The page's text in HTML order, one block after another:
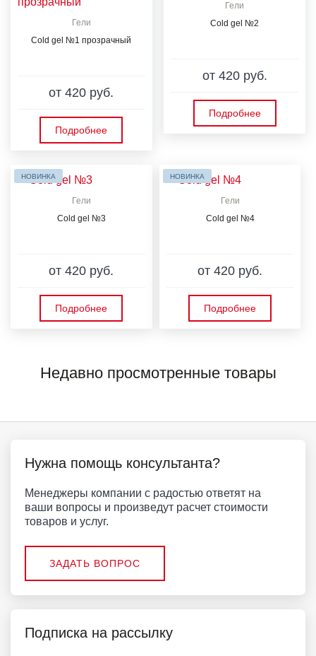
Гели
Cold gel №1 прозрачный
от 420 руб.
Подробнее
Гели
Cold gel №2
от 420 руб.
Подробнее
НОВИНКА
Гели
Cold gel №3
от 420 руб.
Подробнее
НОВИНКА
Гели
Cold gel №4
от 420 руб.
Подробнее
Недавно просмотренные товары
Нужна помощь консультанта?
Менеджеры компании с радостью ответят на
ваши вопросы и произведут расчет стоимости
товаров и услуг.
ЗАДАТЬ ВОПРОС
Подписка на рассылку